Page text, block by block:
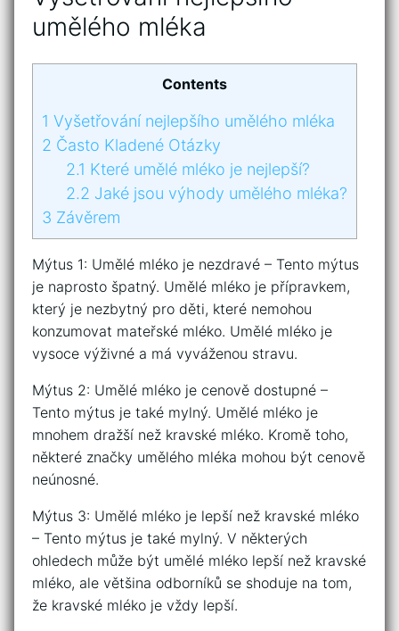
umělého mléka
Contents
1 Vyšetřování nejlepšího umělého mléka
2 Často Kladené Otázky
2.1 Které umělé mléko je nejlepší?
2.2 Jaké jsou výhody umělého mléka?
3 Závěrem
Mýtus 1: Umělé mléko je nezdravé – Tento mýtus
je naprosto špatný. Umělé mléko je přípravkem,
který je nezbytný pro děti, které nemohou
konzumovat mateřské mléko. Umělé mléko je
vysoce výživné a má vyváženou stravu.
Mýtus 2: Umělé mléko je cenově dostupné –
Tento mýtus je také mylný. Umělé mléko je
mnohem dražší než kravské mléko. Kromě toho,
některé značky umělého mléka mohou být cenově
neúnosné.
Mýtus 3: Umělé mléko je lepší než kravské mléko
– Tento mýtus je také mylný. V některých
ohledech může být umělé mléko lepší než kravské
mléko, ale většina odborníků se shoduje na tom,
že kravské mléko je vždy lepší.